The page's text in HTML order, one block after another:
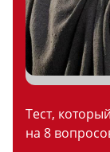
Тест,
на 8